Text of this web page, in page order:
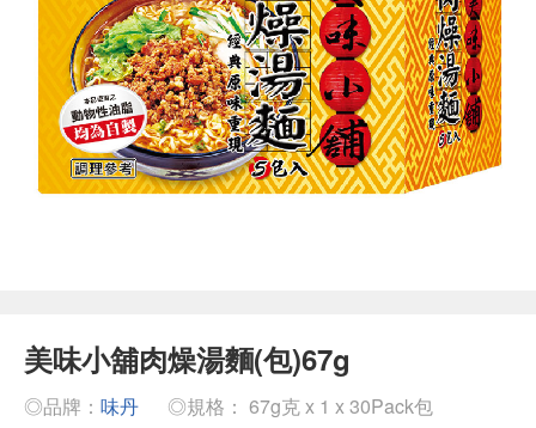
美味小舖肉燥湯麵(包)67g
◎品牌： 味丹 ◎規格： 67g克 x 1 x 30Pack包